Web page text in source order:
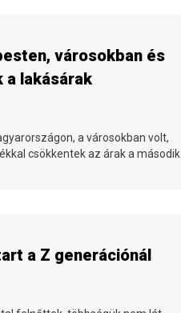
városokban és
a lakásárak
a városokban volt,
csökkentek az árak a második
a Z generációnál